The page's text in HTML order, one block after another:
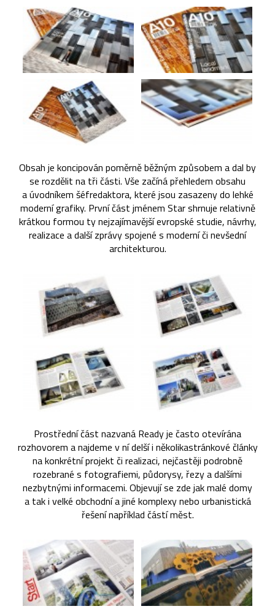
Obsah je koncipován poměrně běžným způsobem a dal by
se rozdělit na tři části. Vše začíná přehledem obsahu
a úvodníkem šéfredaktora, které jsou zasazeny do lehké
moderní grafiky. První část jménem Star shrnuje relativně
krátkou formou ty nejzajímavější evropské studie, návrhy,
realizace a další zprávy spojené s moderní či nevšední
architekturou.
Prostřední část nazvaná Ready je často otevírána
rozhovorem a najdeme v ní delší i několikastránkové články
na konkrétní projekt či realizaci, nejčastěji podrobně
rozebrané s fotografiemi, půdorysy, řezy a dalšími
nezbytnými informacemi. Objevují se zde jak malé domy
a tak i velké obchodní a jiné komplexy nebo urbanistická
řešení například částí měst.